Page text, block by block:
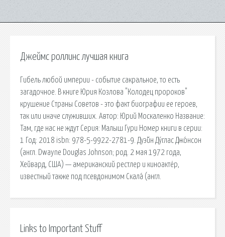
Джеймс роллинс лучшая книга
Гибель любой империи - событие сакральное, то есть
загадочное. В книге Юрия Козлова "Колодец пророков"
крушение Страны Советов - это факт биографии ее героев,
так или иначе служивших. Автор: Юрий Москаленко Название:
Там, где нас не ждут Серия: Малыш Гури Номер книги в серии:
1 Год: 2018 isbn: 978-5-9922-2781-9. Дуэ́йн Ду́глас Джо́нсон
(англ. Dwayne Douglas Johnson; род. 2 мая 1972 года,
Хейвард, США) — американский рестлер и киноактёр,
известный также под псевдонимом Скала́ (англ.
Links to Important Stuff